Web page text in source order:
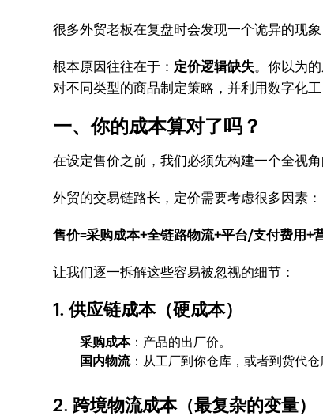
很多外贸老板在复盘时会发现一个诡异的现象
根本原因往往在于： 定价逻辑缺失。你以为
对不同类型的商品制定策略，并利用数字化
一、你的成本算对了吗？
在设定售价之前，我们必须先构建一个全视
外贸的交易链路长，定价需要考虑很多因素：
售价=采购成本+全链路物流+平台/支付费用+
让我们逐一拆解这些容易被忽视的细节：
1. 供应链成本（硬成本）
采购成本：产品的出厂价。
国内物流：从工厂到你仓库，或者到货代仓
2. 跨境物流成本（最复杂的变量）